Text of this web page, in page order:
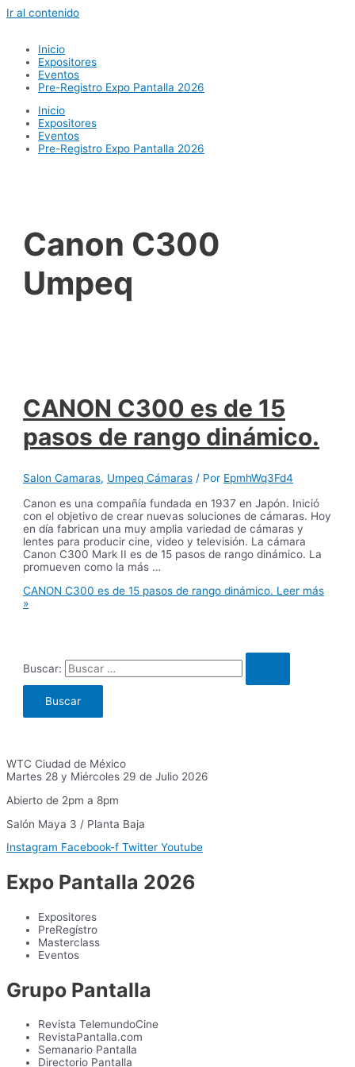
Ir al contenido
Inicio
Expositores
Eventos
Pre-Registro Expo Pantalla 2026
Inicio
Expositores
Eventos
Pre-Registro Expo Pantalla 2026
Canon C300
Umpeq
CANON C300 es de 15
pasos de rango dinámico.
Salon Camaras, Umpeq Cámaras / Por EpmhWq3Fd4
Canon es una compañía fundada en 1937 en Japón. Inició
con el objetivo de crear nuevas soluciones de cámaras. Hoy
en día fabrican una muy amplia variedad de cámaras y
lentes para producir cine, video y televisión. La cámara
Canon C300 Mark II es de 15 pasos de rango dinámico. La
promueven como la más …
CANON C300 es de 15 pasos de rango dinámico. Leer más
»
Buscar:
WTC Ciudad de México
Martes 28 y Miércoles 29 de Julio 2026
Abierto de 2pm a 8pm
Salón Maya 3 / Planta Baja
Instagram Facebook-f Twitter Youtube
Expo Pantalla 2026
Expositores
PreRegístro
Masterclass
Eventos
Grupo Pantalla
Revista TelemundoCine
RevistaPantalla.com
Semanario Pantalla
Directorio Pantalla